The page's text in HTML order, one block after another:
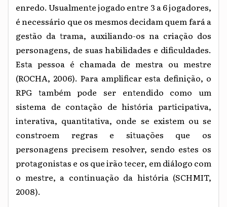
enredo. Usualmente jogado entre 3 a 6 jogadores,
é necessário que os mesmos decidam quem fará a
gestão da trama, auxiliando-os na criação dos
personagens, de suas habilidades e dificuldades.
Esta pessoa é chamada de mestra ou mestre
(ROCHA, 2006). Para amplificar esta definição, o
RPG também pode ser entendido como um
sistema de contação de história participativa,
interativa, quantitativa, onde se existem ou se
constroem regras e situações que os
personagens precisem resolver, sendo estes os
protagonistas e os que irão tecer, em diálogo com
o mestre, a continuação da história (SCHMIT,
2008).